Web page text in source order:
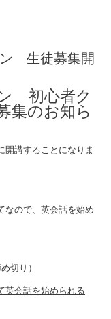
ン 生徒募集開
初心者ク
のお知ら
講することになりま
なので、英会話を始め
切り）
英会話を始められる